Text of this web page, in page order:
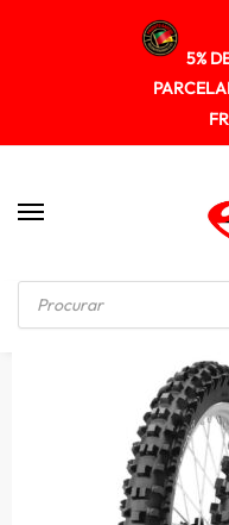
5%
Início / PNEUS Pneu Pirelli